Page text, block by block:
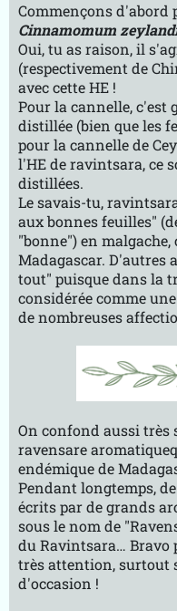
Commençons d'abord
Cinnamomum
Oui, tu as raison, il
(respectivement de
avec cette HE !
Pour la cannelle, c'est
distillée (bien que les
pour la cannelle de
l'HE de ravintsara, ce
distillées.
Le savais-tu,
aux bonnes feuilles"
"bonne") en
Madagascar. D'autres
tout" puisque dans la
considérée comme
de nombreuses
On confond aussi très
ravensare
endémique de
Pendant longtemps,
écrits par de grands
sous le nom de
du Ravintsara… Bravo
très attention, surtout
d'occasion !